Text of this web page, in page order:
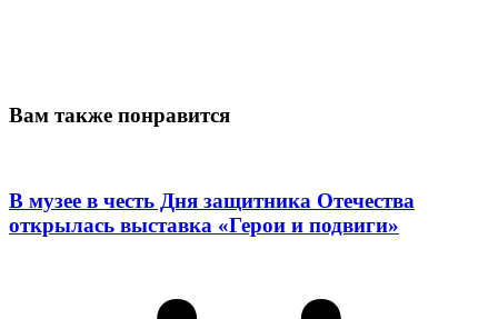
Вам также понравится
В музее в честь Дня защитника Отечества
открылась выставка «Герои и подвиги»